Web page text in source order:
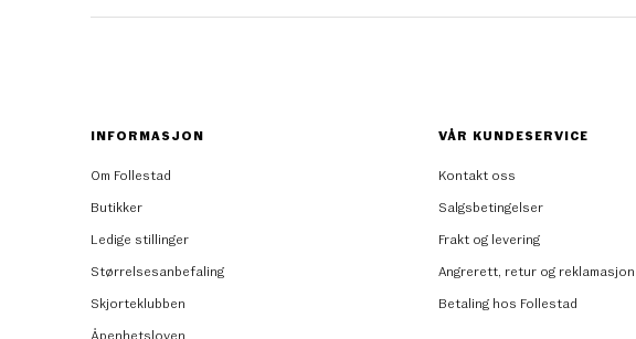
INFORMASJON
Om Follestad
Butikker
Ledige stillinger
Størrelsesanbefaling
Skjorteklubben
Åpenhetsloven
VÅR KUNDESERVICE
Kontakt oss
Salgsbetingelser
Frakt og levering
Angrerett, retur og reklamasjon
Betaling hos Follestad